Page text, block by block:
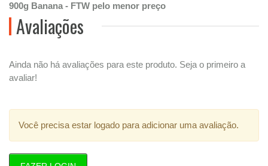
900g Banana - FTW pelo menor preço
Avaliações
Ainda não há avaliações para este produto. Seja o primeiro a
avaliar!
Você precisa estar logado para adicionar uma avaliação.